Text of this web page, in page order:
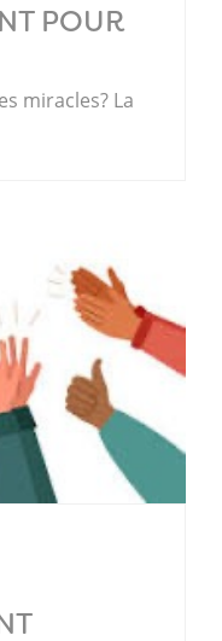
POUR
miracles? La